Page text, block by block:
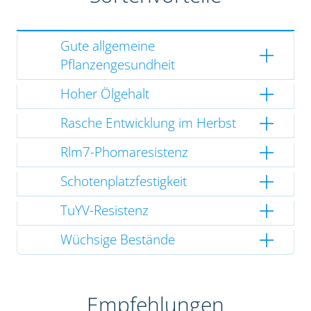
Gute allgemeine
Pflanzengesundheit
Hoher Ölgehalt
Rasche Entwicklung im Herbst
Rlm7-Phomaresistenz
Schotenplatzfestigkeit
TuYV-Resistenz
Wüchsige Bestände
Empfehlungen